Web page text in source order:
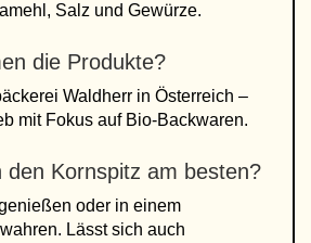
Salz und Gewürze.
die Produkte?
Waldherr in Österreich –
mit Fokus auf Bio-Backwaren.
den Kornspitz am besten?
oder in einem
Lässt sich auch